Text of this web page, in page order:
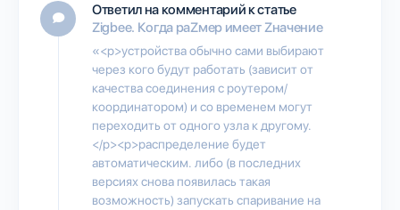
Ответил на комментарий к статье
Zigbee. Когда раZмер имеет Zначение
«<p>устройства обычно сами выбирают
через кого будут работать (зависит от
качества соединения с роутером/
координатором) и со временем могут
переходить от одного узла к другому.
</p><p>распределение будет
автоматическим. либо (в последних
версиях снова появилась такая
возможность) запускать спаривание на